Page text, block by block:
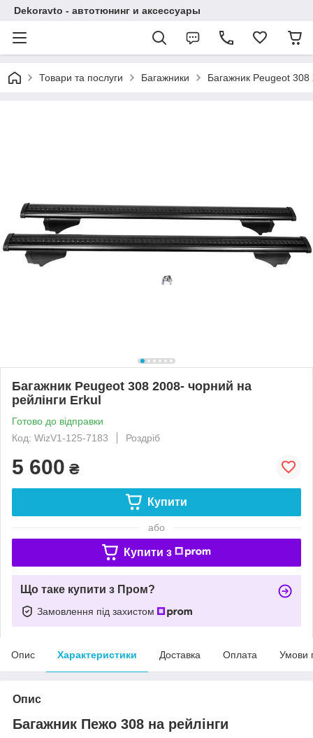
Dekoravto - автотюнинг и аксессуары
Товари та послуги Багажники Багажник Peugeot 308
Багажник Peugeot 308 2008- чорний на
рейлінги Erkul
Готово до відправки
Код: WizV1-125-7183
Роздріб
5 600 ₴
Купити
або
Купити з
Що таке купити з Пром?
Замовлення під захистом
Опис Характеристики Доставка Оплата Умови
Опис
Багажник Пежо 308 на рейлінги